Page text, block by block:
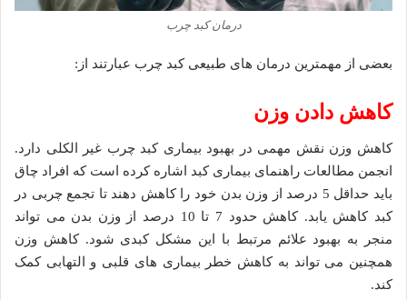
درمان کبد چرب
بعضی از مهمترین درمان های طبیعی کبد چرب عبارتند از:
کاهش دادن وزن
کاهش وزن نقش مهمی در بهبود بیماری کبد چرب غیر الکلی دارد.
انجمن مطالعات راهنمای بیماری کبد اشاره کرده است که افراد چاق
باید حداقل 5 درصد از وزن بدن خود را کاهش دهند تا تجمع چربی در
کبد کاهش یابد. کاهش حدود 7 تا 10 درصد از وزن بدن می تواند
منجر به بهبود علائم مرتبط با این مشکل کبدی شود. کاهش وزن
همچنین می تواند به کاهش خطر بیماری های قلبی و التهابی کمک
کند.